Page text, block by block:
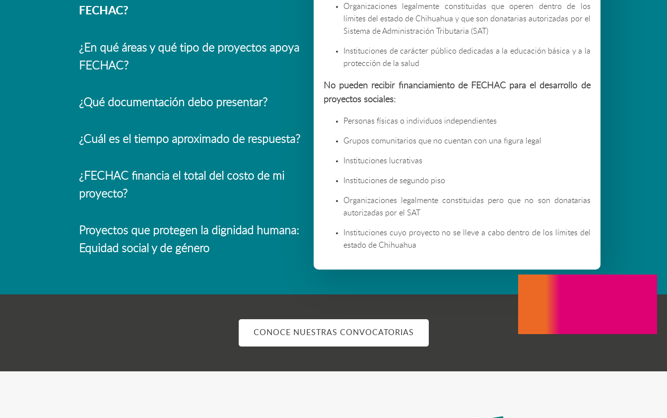
FECHAC?
¿En qué áreas y qué tipo de proyectos apoya
FECHAC?
¿Qué documentación debo presentar?
¿Cuál es el tiempo aproximado de respuesta?
¿FECHAC financia el total del costo de mi
proyecto?
Proyectos que protegen la dignidad humana:
Equidad social y de género
Organizaciones legalmente constituidas que operen dentro de los
límites del estado de Chihuahua y que son donatarias autorizadas por el
Sistema de Administración Tributaria (SAT)
Instituciones de carácter público dedicadas a la educación básica y a la
protección de la salud
No pueden recibir financiamiento de FECHAC para el desarrollo de
proyectos sociales:
Personas físicas o individuos independientes
Grupos comunitarios que no cuentan con una figura legal
Instituciones lucrativas
Instituciones de segundo piso
Organizaciones legalmente constituidas pero que no son donatarias
autorizadas por el SAT
Instituciones cuyo proyecto no se lleve a cabo dentro de los límites del
estado de Chihuahua
CONOCE NUESTRAS CONVOCATORIAS